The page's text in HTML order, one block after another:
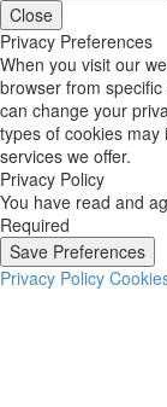
Close
Privacy Preferences
When you visit our
browser from
can change your
types of cookies
services we offer.
Privacy Policy
You have read and
Required
Save Preferences
Privacy Policy